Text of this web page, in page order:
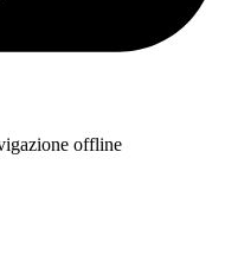
offline